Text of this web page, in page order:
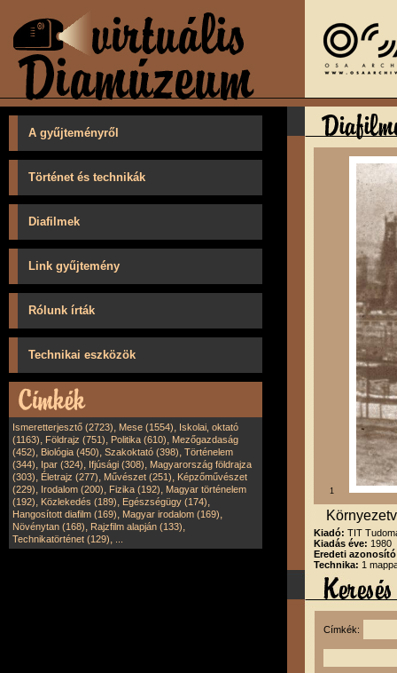
A gyűjteményről
Történet és technikák
Diafilmek
Link gyűjtemény
Rólunk írták
Technikai eszközök
Ismeretterjesztő (2723), Mese (1554), Iskolai, oktató
(1163), Földrajz (751), Politika (610), Mezőgazdaság
(452), Biológia (450), Szakoktató (398), Történelem
(344), Ipar (324), Ifjúsági (308), Magyarország földrajza
(303), Életrajz (277), Művészet (251), Képzőművészet
(229), Irodalom (200), Fizika (192), Magyar történelem
(192), Közlekedés (189), Egészségügy (174),
Hangosított diafilm (169), Magyar irodalom (169),
Növénytan (168), Rajzfilm alapján (133),
Technikatörténet (129),
1
Kiadó: TIT
Kiadás éve: 1980
Eredeti
Technika: 1
Címkék: